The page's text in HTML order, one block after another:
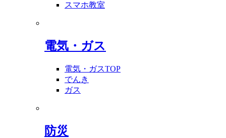
スマホ教室
電気・ガス
電気・ガスTOP
でんき
ガス
防災